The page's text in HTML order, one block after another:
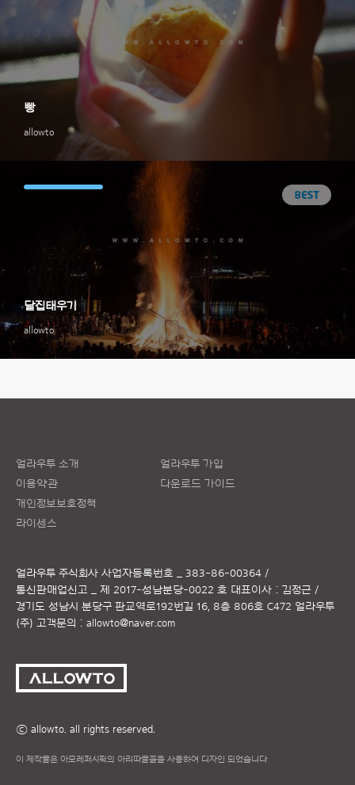
allowto
빵
allowto
달집태우기
얼라우투 소개
이용약관
개인정보보호정책
라이센스
얼라우투 가입
다운로드 가이드
얼라우투 주식회사 사업자등록번호 _ 383-86-00364 /
통신판매업신고 _ 제 2017-성남분당-0022 호 대표이사 : 김정근 /
경기도 성남시 분당구 판교역로192번길 16, 8층 806호 C472 얼라우투
(주) 고객문의 : allowto@naver.com
ⓒ allowto. all rights reserved.
이 제작물은 아모레퍼시픽의 아리따글꼴을 사용하여 디자인 되었습니다